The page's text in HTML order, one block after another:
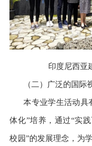
印度尼西亚
（二）广泛的国际
本专业学生活动具
体化”培养，通过“实践
校园”的发展理念，为